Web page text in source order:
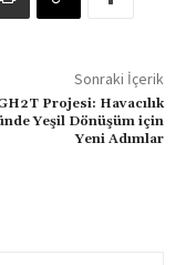
Sonraki İçerik
Projesi: Havacılık
Yeşil Dönüşüm için
Yeni Adımlar